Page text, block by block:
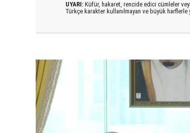
UYARI: Küfür, hakaret, rencide edici cümleler
Türkçe karakter kullanılmayan ve büyük harflerle